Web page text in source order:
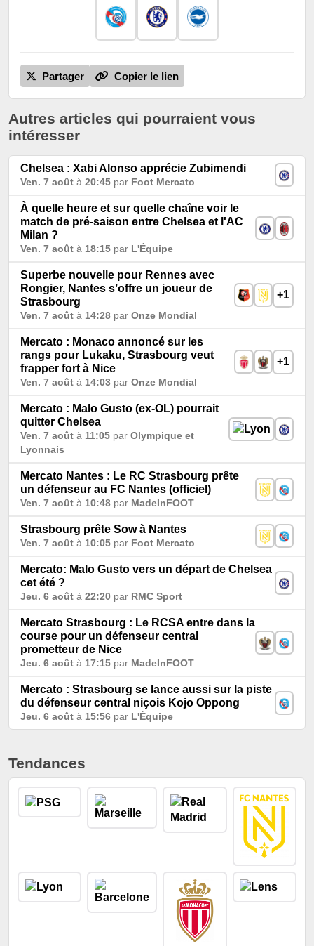
Partager Copier le lien
Autres articles qui pourraient vous
intéresser
Chelsea : Xabi Alonso apprécie Zubimendi
Ven. 7 août à 20:45 par Foot Mercato
À quelle heure et sur quelle chaîne voir le
match de pré-saison entre Chelsea et l'AC
Milan ?
Ven. 7 août à 18:15 par L'Équipe
Superbe nouvelle pour Rennes avec
Rongier, Nantes s’offre un joueur de
Strasbourg
Ven. 7 août à 14:28 par Onze Mondial
+1
Mercato : Monaco annoncé sur les
rangs pour Lukaku, Strasbourg veut
frapper fort à Nice
Ven. 7 août à 14:03 par Onze Mondial
+1
Mercato : Malo Gusto (ex-OL) pourrait
quitter Chelsea
Ven. 7 août à 11:05 par Olympique et
Lyonnais
Mercato Nantes : Le RC Strasbourg prête
un défenseur au FC Nantes (officiel)
Ven. 7 août à 10:48 par MadeInFOOT
Strasbourg prête Sow à Nantes
Ven. 7 août à 10:05 par Foot Mercato
Mercato: Malo Gusto vers un départ de Chelsea
cet été ?
Jeu. 6 août à 22:20 par RMC Sport
Mercato Strasbourg : Le RCSA entre dans la
course pour un défenseur central
prometteur de Nice
Jeu. 6 août à 17:15 par MadeInFOOT
Mercato : Strasbourg se lance aussi sur la piste
du défenseur central niçois Kojo Oppong
Jeu. 6 août à 15:56 par L'Équipe
Tendances